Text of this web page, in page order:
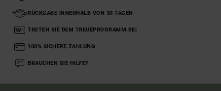
RÜCKGABE INNERHALB VON 30 TAGEN
TRETEN SIE DEM TREUEPROGRAMM BEI
100% SICHERE ZAHLUNG
BRAUCHEN SIE HILFE?